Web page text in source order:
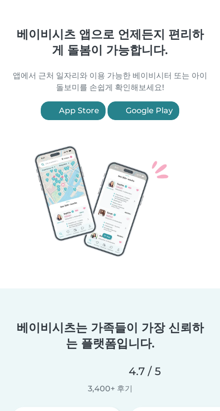
베이비시츠 앱으로 언제든지 편리하
게 돌봄이 가능합니다.
앱에서 근처 일자리와 이용 가능한 베이비시터 또는 아이
돌보미를 손쉽게 확인해보세요!
App Store Google Play
베이비시츠는 가족들이 가장 신뢰하
는 플랫폼입니다.
4.7 / 5
3,400+ 후기